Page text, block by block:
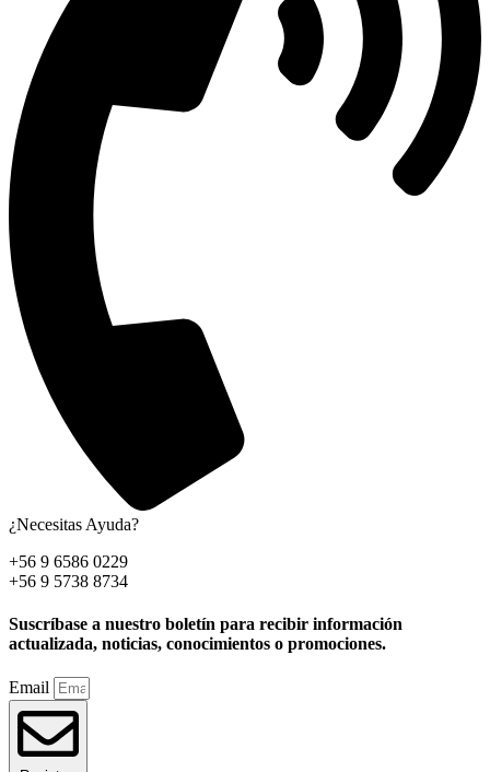
¿Necesitas Ayuda?
+56 9 6586 0229
+56 9 5738 8734
Suscríbase a nuestro boletín para recibir información
actualizada, noticias, conocimientos o promociones.
Email